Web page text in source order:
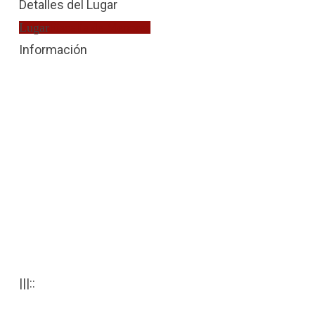
Detalles del Lugar
LugarFiscalía de Menores
Información
|||::